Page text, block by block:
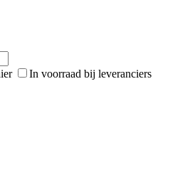
In voorraad bij leveranciers